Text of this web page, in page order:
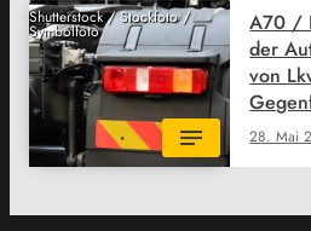
Shutterstock / Stockfoto /
Symbolfoto
28. Mai
A70 /
der
von